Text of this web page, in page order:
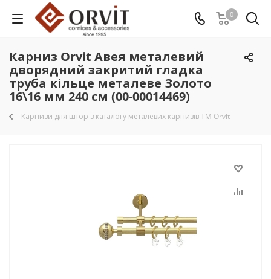
0
Карниз Orvit Авея металевий
дворядний закритий гладка
труба кільце металеве Золото
16\16 мм 240 см (00-00014469)
Карнизи для штор з каталогу металевих карнизів TM Orvit